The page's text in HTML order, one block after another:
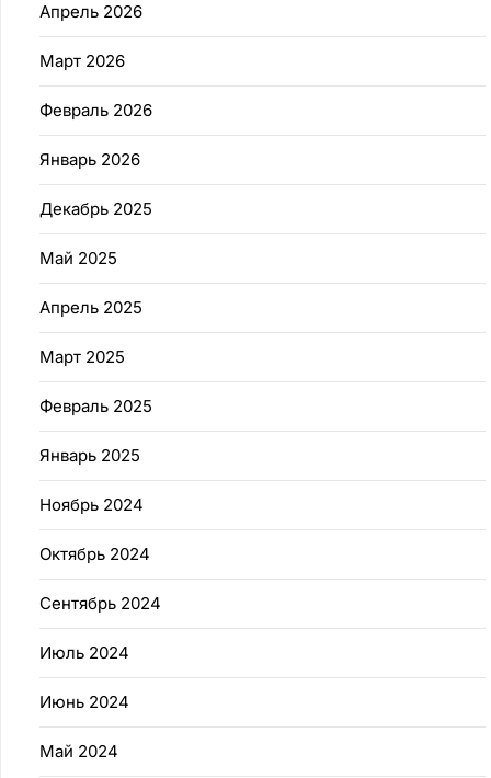
Апрель 2026
Март 2026
Февраль 2026
Январь 2026
Декабрь 2025
Май 2025
Апрель 2025
Март 2025
Февраль 2025
Январь 2025
Ноябрь 2024
Октябрь 2024
Сентябрь 2024
Июль 2024
Июнь 2024
Май 2024